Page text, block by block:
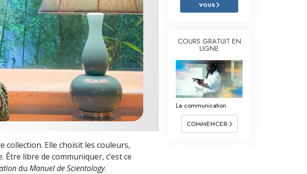
L’échelle des tons émotionnels
Réponses aux drogues
Les enfants
Des outils pour le monde du travail
L’éthique et les conditions
La raison de l’oppression
Les investigations
collection. Elle choisit les couleurs,
Être libre de communiquer, c’est ce
du Manuel de Scientology.
VOUS
COURS GRATUIT EN
LIGNE
La communication
COMMENCER